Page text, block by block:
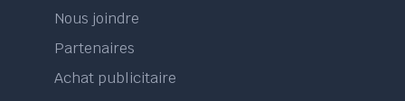
Nous joindre
Partenaires
Achat publicitaire